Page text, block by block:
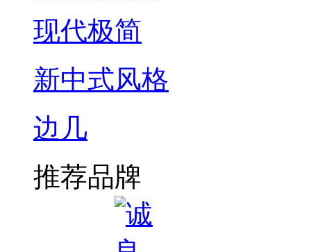
现代极简
新中式风格
边几
推荐品牌